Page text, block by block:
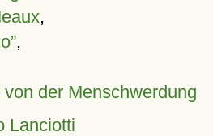
,
,
von der Menschwerdung
Lanciotti